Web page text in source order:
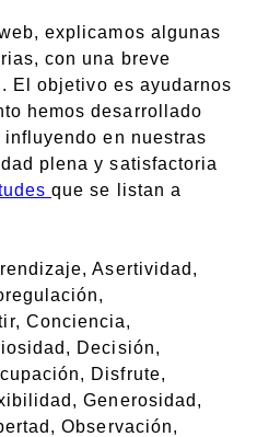
explicamos algunas
con una breve
El objetivo es ayudarnos
hemos desarrollado
en nuestras
plena y satisfactoria
que se listan a
Asertividad,
Conciencia,
Decisión,
Disfrute,
Generosidad,
Observación,